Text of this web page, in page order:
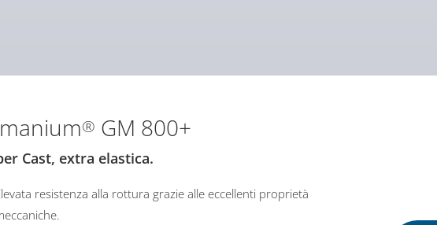
® GM 800+
Cast, extra elastica.
resistenza alla rottura grazie alle eccellenti proprietà